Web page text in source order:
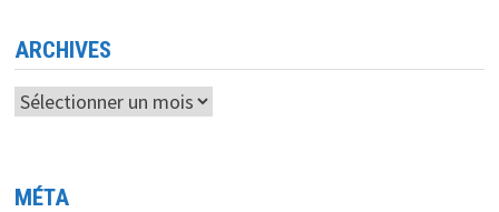
ARCHIVES
Archives
MÉTA